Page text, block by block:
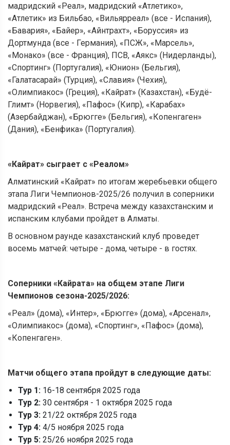
мадридский «Реал», мадридский «Атлетико»,
«Атлетик» из Бильбао, «Вильярреал» (все - Испания),
«Бавария», «Байер», «Айнтрахт», «Боруссия» из
Дортмунда (все - Германия), «ПСЖ», «Марсель»,
«Монако» (все - Франция), ПСВ, «Аякс» (Нидерланды),
«Спортинг» (Португалия), «Юнион» (Бельгия),
«Галатасарай» (Турция), «Славия» (Чехия),
«Олимпиакос» (Греция), «Кайрат» (Казахстан), «Будё-
Глимт» (Норвегия), «Пафос» (Кипр), «Карабах»
(Азербайджан), «Брюгге» (Бельгия), «Копенгаген»
(Дания), «Бенфика» (Португалия).
«Кайрат» сыграет с «Реалом»
Алматинский «Кайрат» по итогам жеребьевки общего
этапа Лиги Чемпионов-2025/26 получил в соперники
мадридский «Реал». Встреча между казахстанским и
испанским клубами пройдет в Алматы.
В основном раунде казахстанский клуб проведет
восемь матчей: четыре - дома, четыре - в гостях.
Соперники «Кайрата» на общем этапе Лиги
Чемпионов сезона-2025/2026:
«Реал» (дома), «Интер», «Брюгге» (дома), «Арсенал»,
«Олимпиакос» (дома), «Спортинг», «Пафос» (дома),
«Копенгаген».
Матчи общего этапа пройдут в следующие даты:
Тур 1: 16-18 сентября 2025 года
Тур 2: 30 сентября - 1 октября 2025 года
Тур 3: 21/22 октября 2025 года
Тур 4: 4/5 ноября 2025 года
Тур 5: 25/26 ноября 2025 года